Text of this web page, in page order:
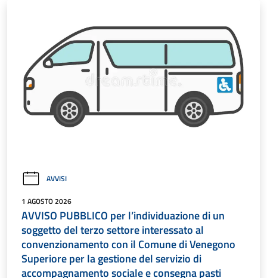
AVVISI
1 AGOSTO 2026
AVVISO PUBBLICO per l’individuazione di un
soggetto del terzo settore interessato al
convenzionamento con il Comune di Venegono
Superiore per la gestione del servizio di
accompagnamento sociale e consegna pasti